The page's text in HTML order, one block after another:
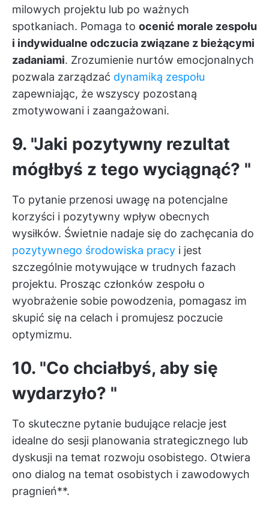
milowych projektu lub po ważnych
spotkaniach. Pomaga to ocenić morale zespołu
i indywidualne odczucia związane z bieżącymi
zadaniami. Zrozumienie nurtów emocjonalnych
pozwala zarządzać dynamiką zespołu
zapewniając, że wszyscy pozostaną
zmotywowani i zaangażowani.
9. "Jaki pozytywny rezultat
mógłbyś z tego wyciągnąć? "
To pytanie przenosi uwagę na potencjalne
korzyści i pozytywny wpływ obecnych
wysiłków. Świetnie nadaje się do zachęcania do
pozytywnego środowiska pracy i jest
szczególnie motywujące w trudnych fazach
projektu. Prosząc członków zespołu o
wyobrażenie sobie powodzenia, pomagasz im
skupić się na celach i promujesz poczucie
optymizmu.
10. "Co chciałbyś, aby się
wydarzyło? "
To skuteczne pytanie budujące relacje jest
idealne do sesji planowania strategicznego lub
dyskusji na temat rozwoju osobistego. Otwiera
ono dialog na temat osobistych i zawodowych
pragnień**.